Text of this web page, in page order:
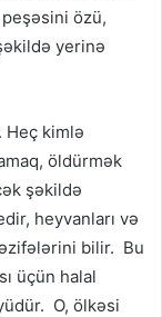
peşəsini özü,
yerinə
Heç kimlə
öldürmək
şəkildə
heyvanları və
bilir. Bu
üçün halal
O, ölkəsi